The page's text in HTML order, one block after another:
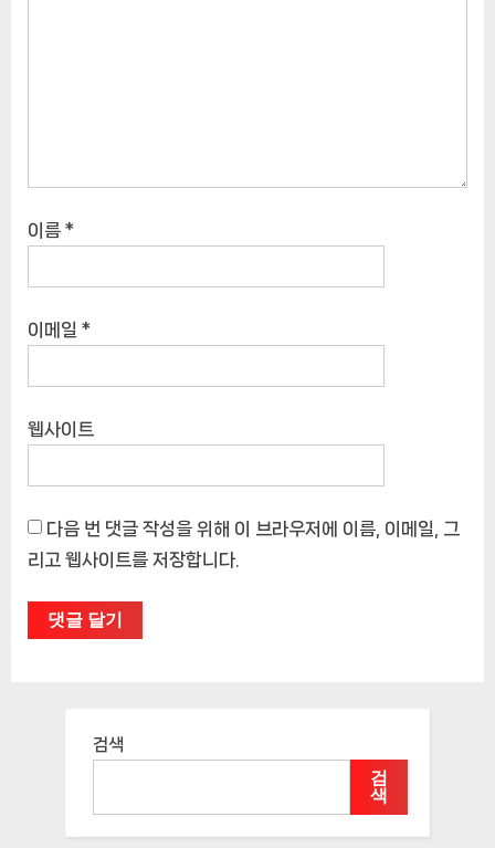
이름 *
이메일 *
웹사이트
다음 번 댓글 작성을 위해 이 브라우저에 이름, 이메일, 그
리고 웹사이트를 저장합니다.
검색
검
색